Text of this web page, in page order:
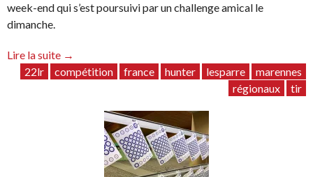
week-end qui s’est poursuivi par un challenge amical le
dimanche.
Lire la suite “Week-
end
Marennes
→
22lr
compétition france hunter lesparre
marennes
régionaux
tir